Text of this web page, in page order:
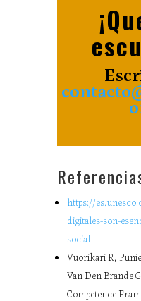
https://
digitales-son-
social
Vuorikari R,
Van Den Brande
Competence